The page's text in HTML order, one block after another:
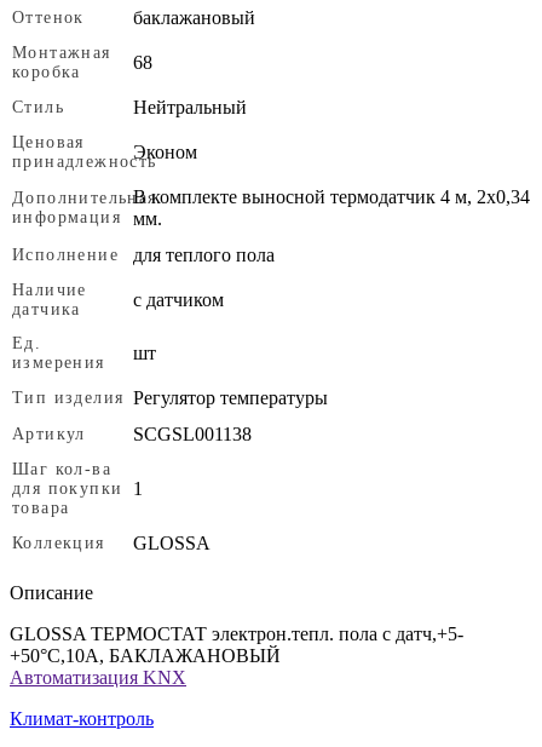
Оттенок баклажановый
Монтажная
коробка
68
Стиль Нейтральный
Ценовая
принадлежностьЭконом
Дополнительная
информация
В комплекте выносной термодатчик 4 м, 2х0,34
мм.
Исполнение для теплого пола
Наличие
датчика
с датчиком
Ед.
измерения
шт
Тип изделия Регулятор температуры
Артикул SCGSL001138
Шаг кол-ва
для покупки
товара
1
Коллекция GLOSSA
Описание
GLOSSA ТЕРМОСТАТ электрон.тепл. пола с датч,+5-
+50°C,10A, БАКЛАЖАНОВЫЙ
Автоматизация KNX
Климат-контроль